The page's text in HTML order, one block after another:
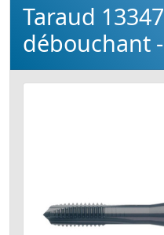
Taraud
débouchant